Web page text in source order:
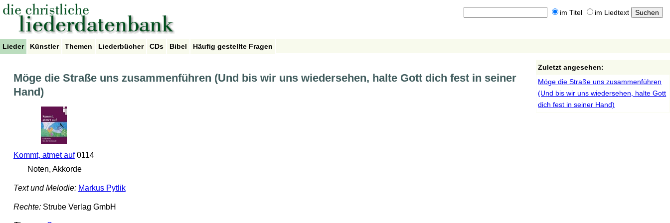
im Titel im Liedtext
Lieder Künstler Themen Liederbücher CDs Bibel Häufig gestellte Fragen
Möge die Straße uns zusammenführen (Und bis wir uns wiedersehen, halte Gott dich fest in seiner
Hand)
Kommt, atmet auf0114
Noten, Akkorde
Text und Melodie: Markus Pytlik
Rechte:Strube Verlag GmbH
Zuletzt angesehen:
Möge die Straße uns zusammenführen
(Und bis wir uns wiedersehen, halte Gott
dich fest in seiner Hand)